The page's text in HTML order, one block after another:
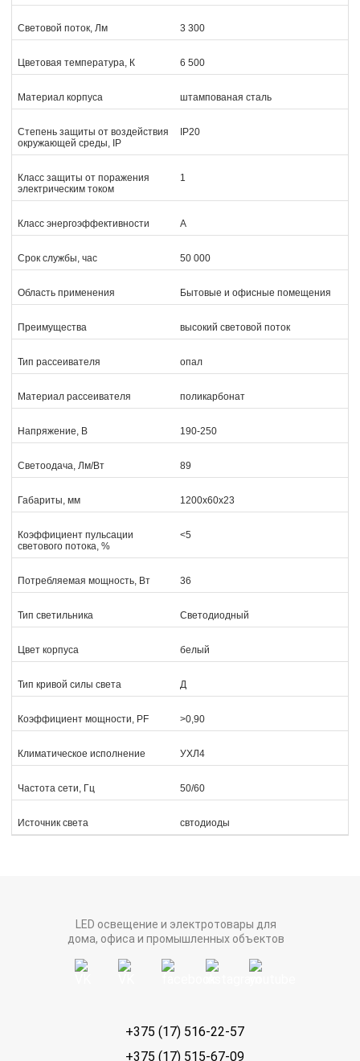
Световой поток, Лм 3 300
Цветовая температура, К 6 500
Материал корпуса штампованая сталь
Степень защиты от воздействия
окружающей среды, IP
IP20
Класс защиты от поражения
электрическим током
1
Класс энергоэффективности А
Срок службы, час 50 000
Область применения Бытовые и офисные помещения
Преимущества высокий световой поток
Тип рассеивателя опал
Материал рассеивателя поликарбонат
Напряжение, В 190-250
Светоодача, Лм/Вт 89
Габариты, мм 1200х60х23
Коэффициент пульсации
светового потока, %
<5
Потребляемая мощность, Вт 36
Тип светильника Светодиодный
Цвет корпуса белый
Тип кривой силы света Д
Коэффициент мощности, PF >0,90
Климатическое исполнение УХЛ4
Частота сети, Гц 50/60
Источник света свтодиоды
LED освещение и электротовары для
дома, офиса и промышленных объектов
+375 (17) 516-22-57
+375 (17) 515-67-09